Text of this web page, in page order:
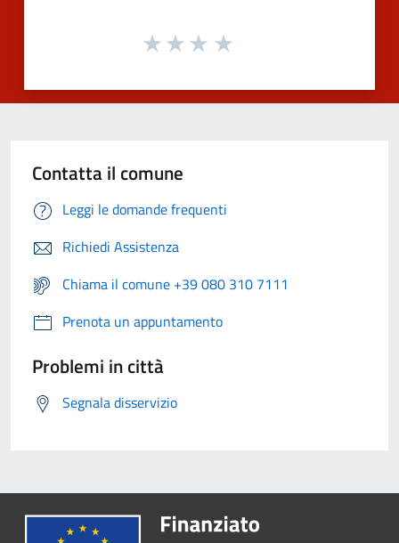
Contatta il comune
Leggi le domande frequenti
Richiedi Assistenza
Chiama il comune +39 080 310 7111
Prenota un appuntamento
Problemi in città
Segnala disservizio